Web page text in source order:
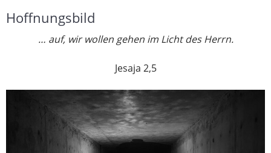
Hoffnungsbild
… auf, wir wollen gehen im Licht des Herrn.
Jesaja 2,5